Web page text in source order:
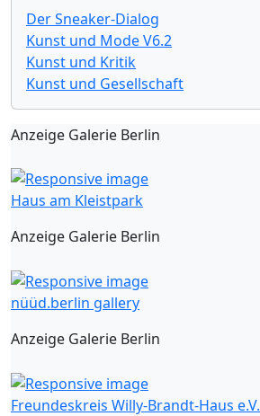
Der Sneaker-Dialog
Kunst und Mode V6.2
Kunst und Kritik
Kunst und Gesellschaft
Anzeige Galerie Berlin
Haus am Kleistpark
Anzeige Galerie Berlin
nüüd.berlin gallery
Anzeige Galerie Berlin
Freundeskreis Willy-Brandt-Haus e.V.